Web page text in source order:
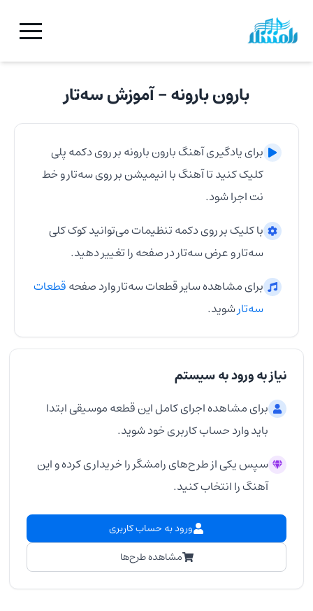
بارون بارونه- آموزشسه‌تار
برای یادگیری آهنگبارون بارونهبر روی دکمه پلی
کلیک کنید تا آهنگ با انیمیشن بر رویسه‌تارو خط
نت اجرا شود.
با کلیک بر روی دکمه تنظیمات می‌توانید کوک کلی
سه‌تارو عرضسه‌تاردر صفحه را تغییر دهید.
برای مشاهده سایر قطعاتسه‌تاروارد صفحهقطعات
سه‌تارشوید.
نیاز به ورود به سیستم
برای مشاهده اجرای کامل این قطعه موسیقی ابتدا
باید وارد حساب کاربری خود شوید.
سپس یکی از طرح‌های رامشگر را خریداری کرده و این
آهنگ را انتخاب کنید.
ورود به حساب کاربری
مشاهده طرح‌ها